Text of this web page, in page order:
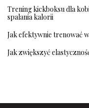
Trening kickboksu dla
spalania kalorii
Jak efektywnie trenować
Jak zwiększyć